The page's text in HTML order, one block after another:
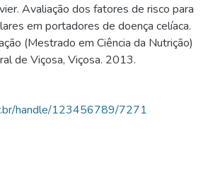
Avaliação dos fatores de risco para
em portadores de doença celíaca.
(Mestrado em Ciência da Nutrição)
de Viçosa, Viçosa. 2013.
handle/123456789/7271